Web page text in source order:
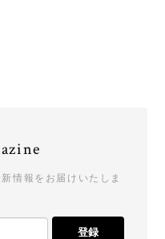
情報をお届けいたしま
登録